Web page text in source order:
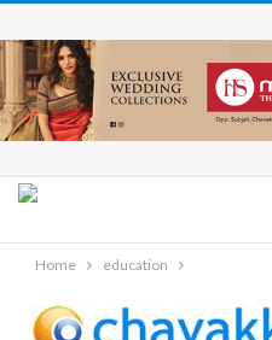
Home education